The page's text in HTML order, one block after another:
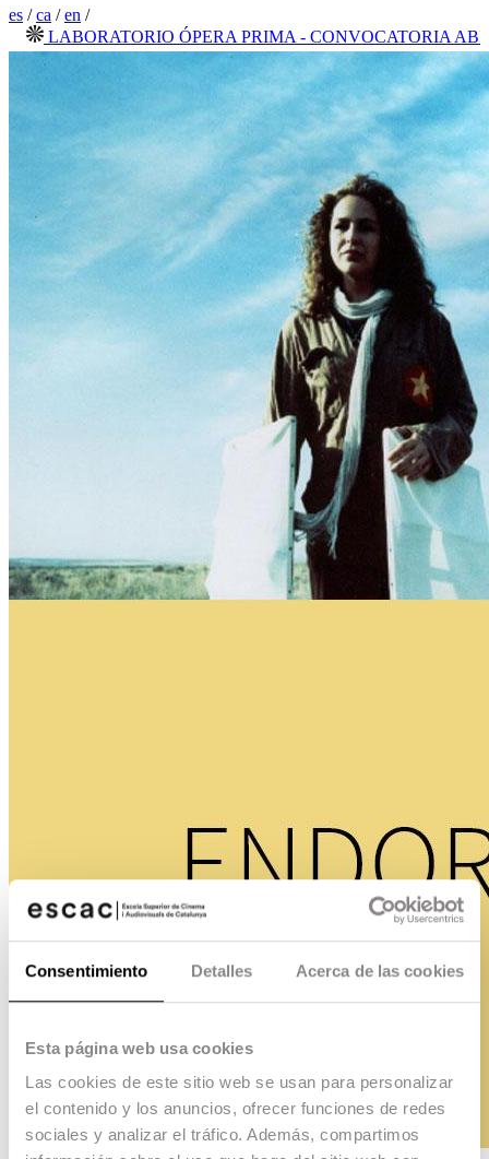
Consentimiento Detalles Acerca de las cookies
Esta página web usa cookies
Las cookies de este sitio web se usan para personalizar
el contenido y los anuncios, ofrecer funciones de redes
sociales y analizar el tráfico. Además, compartimos
es /ca /en /
LABORATORIO ÓPERA PRIMA - CONVOCATORIA